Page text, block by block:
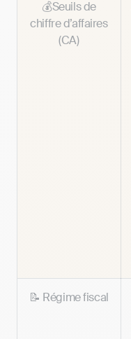
💰Seuils de
chiffre d’affaires
(CA)
📝 Régime fiscal